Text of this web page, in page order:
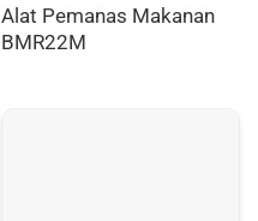
Alat Pemanas Makanan
BMR22M